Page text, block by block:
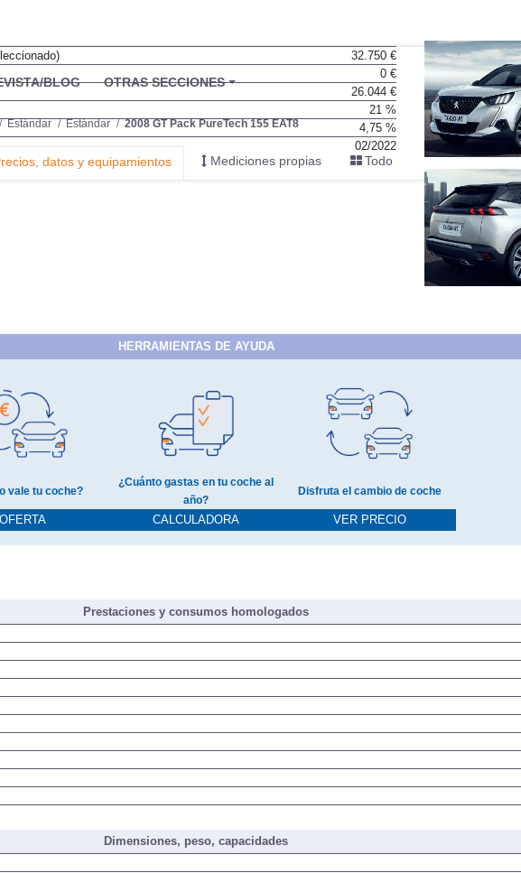
BLOG OTRAS SECCIONES
Estándar Estándar 2008 GT Pack PureTech 155 EAT8
datos y equipamientos Mediciones propias Todo
32.750 €
0 €
26.044 €
21 %
4,75 %
02/2022
HERRAMIENTAS DE AYUDA
vale tu coche?
OFERTA
¿Cuánto gastas en tu coche al
año?
CALCULADORA
Disfruta el cambio de coche
VER PRECIO
Prestaciones y consumos homologados
Dimensiones, peso, capacidades